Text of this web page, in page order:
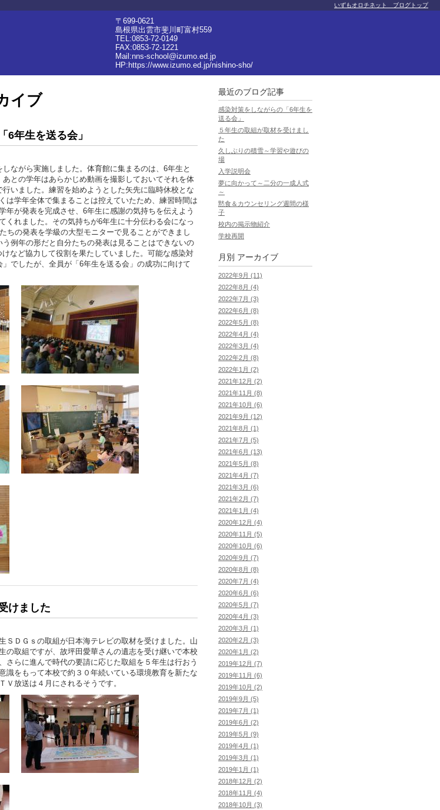
〒699-0621
島根県出雲市斐川町富村559
TEL:0853-72-0149
FAX:0853-72-1221
Mail:nns-school@izumo.ed.jp
HP: https://www.izumo.ed.jp/nishino-sho/
いずもオロチネット ブログトップ
イブ
6年生を送る会」
しながら実施しました。体育館に集まるのは、6年生と
との学年はあらかじめ動画を撮影しておいてそれを体
いました。練習を始めようとした矢先に臨時休校とな
は学年全体で集まることは控えていたため、練習時間は
年が発表を完成させ、6年生に感謝の気持ちを伝えよう
くれました。その気持ちが6年生に十分伝わる会になっ
ちの発表を学級の大型モニターで見ることができまし
例年の形だと自分たちの発表は見ることはできないの
など協力して役割を果たしていました。可能な感染対
でしたが、全員が「6年生を送る会」の成功に向けて
けました
ＳＤＧｓの取組が日本海テレビの取材を受けました。山
の取組ですが、故坪田愛華さんの遺志を受け継いで本校
さらに進んで時代の要請に応じた取組を５年生は行おう
識をもって本校で約３０年続いている環境教育を新たな
Ｖ放送は４月にされるそうです。
最近のブログ記事
感染対策をしながらの「6年生を
送る会」
５年生の取組が取材を受けまし
た
久しぶりの積雪～学習や遊びの
場
入学説明会
夢に向かって～二分の一成人式
～
黙食＆カウンセリング週間の様
子
校内の掲示物紹介
学校再開
月別 アーカイブ
2022年9月 (11)
2022年8月 (4)
2022年7月 (3)
2022年6月 (8)
2022年5月 (8)
2022年4月 (4)
2022年3月 (4)
2022年2月 (8)
2022年1月 (2)
2021年12月 (2)
2021年11月 (8)
2021年10月 (6)
2021年9月 (12)
2021年8月 (1)
2021年7月 (5)
2021年6月 (13)
2021年5月 (8)
2021年4月 (7)
2021年3月 (6)
2021年2月 (7)
2021年1月 (4)
2020年12月 (4)
2020年11月 (5)
2020年10月 (6)
2020年9月 (7)
2020年8月 (8)
2020年7月 (4)
2020年6月 (6)
2020年5月 (7)
2020年4月 (3)
2020年3月 (1)
2020年2月 (3)
2020年1月 (2)
2019年12月 (7)
2019年11月 (6)
2019年10月 (2)
2019年9月 (5)
2019年7月 (1)
2019年6月 (2)
2019年5月 (9)
2019年4月 (1)
2019年3月 (1)
2019年1月 (1)
2018年12月 (2)
2018年11月 (4)
2018年10月 (3)